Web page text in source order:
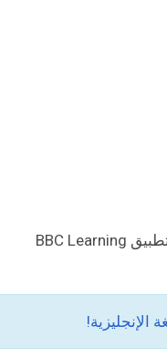
وغيرها من مواقف الحياة اليومية التي يمكنك التدرب عليها من خلال هذا القسم المفيد من تطبيق BBC Learning